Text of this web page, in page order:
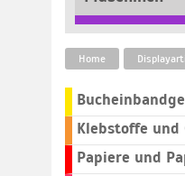
Home
Klebstoffe und
Papiere und